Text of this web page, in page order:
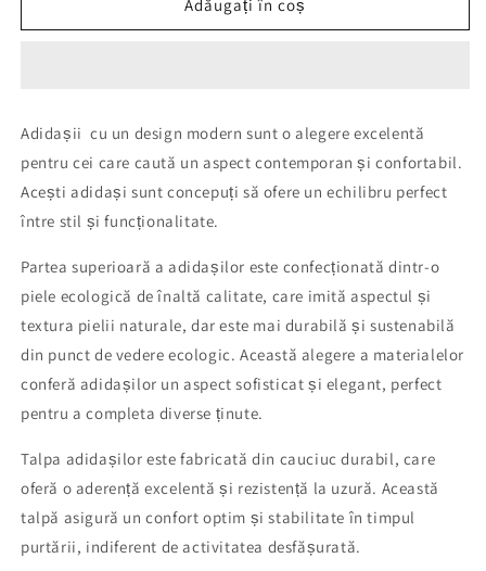
Af
Af
Adăugați în coș
Adidașii cu un design modern sunt o alegere excelentă
pentru cei care caută un aspect contemporan și confortabil.
Acești adidași sunt concepuți să ofere un echilibru perfect
între stil și funcționalitate.
Partea superioară a adidașilor este confecționată dintr-o
piele ecologică de înaltă calitate, care imită aspectul și
textura pielii naturale, dar este mai durabilă și sustenabilă
din punct de vedere ecologic. Această alegere a materialelor
conferă adidașilor un aspect sofisticat și elegant, perfect
pentru a completa diverse ținute.
Talpa adidașilor este fabricată din cauciuc durabil, care
oferă o aderență excelentă și rezistență la uzură. Această
talpă asigură un confort optim și stabilitate în timpul
purtării, indiferent de activitatea desfășurată.